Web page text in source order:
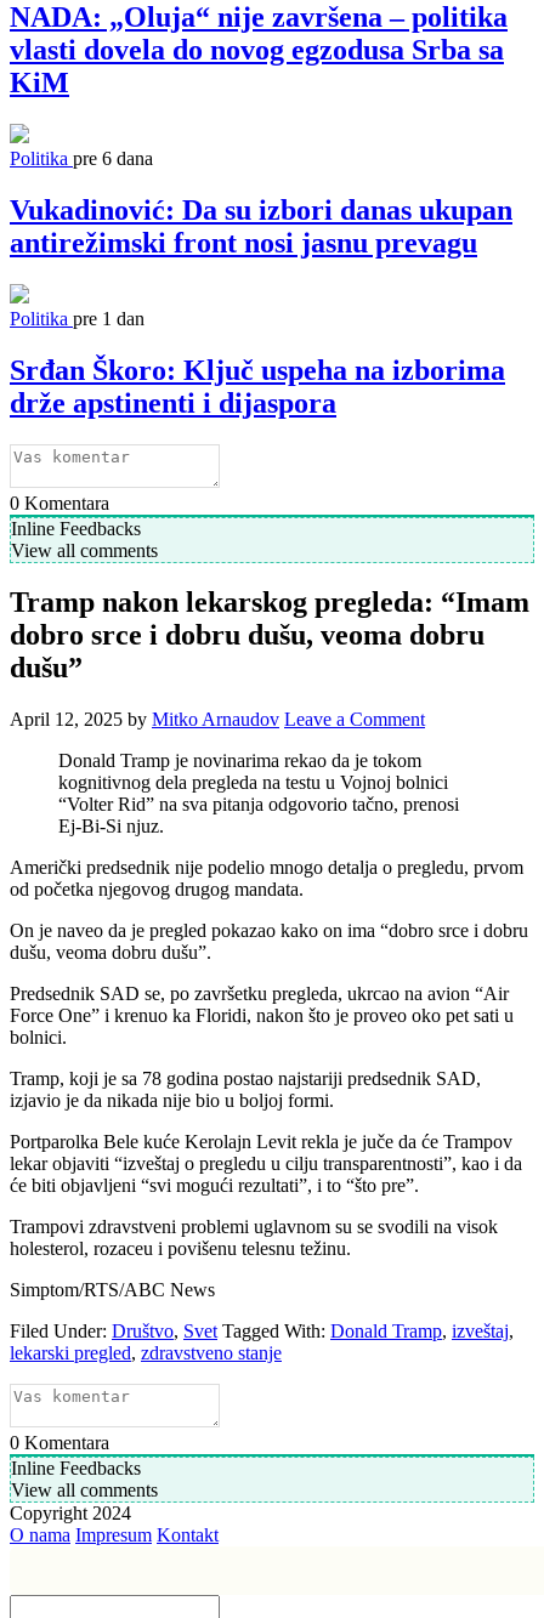
NADA: „Oluja“ nije završena – politika
vlasti dovela do novog egzodusa Srba sa
KiM
Politika pre 6 dana
Vukadinović: Da su izbori danas ukupan
antirežimski front nosi jasnu prevagu
Politika pre 1 dan
Srđan Škoro: Ključ uspeha na izborima
drže apstinenti i dijaspora
0 Komentara
Inline Feedbacks
View all comments
Tramp nakon lekarskog pregleda: “Imam
dobro srce i dobru dušu, veoma dobru
dušu”
April 12, 2025 by Mitko Arnaudov Leave a Comment
Donald Tramp je novinarima rekao da je tokom
kognitivnog dela pregleda na testu u Vojnoj bolnici
“Volter Rid” na sva pitanja odgovorio tačno, prenosi
Ej-Bi-Si njuz.
Američki predsednik nije podelio mnogo detalja o pregledu, prvom
od početka njegovog drugog mandata.
On je naveo da je pregled pokazao kako on ima “dobro srce i dobru
dušu, veoma dobru dušu”.
Predsednik SAD se, po završetku pregleda, ukrcao na avion “Air
Force One” i krenuo ka Floridi, nakon što je proveo oko pet sati u
bolnici.
Tramp, koji je sa 78 godina postao najstariji predsednik SAD,
izjavio je da nikada nije bio u boljoj formi.
Portparolka Bele kuće Kerolajn Levit rekla je juče da će Trampov
lekar objaviti “izveštaj o pregledu u cilju transparentnosti”, kao i da
će biti objavljeni “svi mogući rezultati”, i to “što pre”.
Trampovi zdravstveni problemi uglavnom su se svodili na visok
holesterol, rozaceu i povišenu telesnu težinu.
Simptom/RTS/ABC News
Filed Under: Društvo, Svet Tagged With: Donald Tramp, izveštaj,
lekarski pregled, zdravstveno stanje
0 Komentara
Inline Feedbacks
View all comments
Copyright 2024
O nama Impresum Kontakt